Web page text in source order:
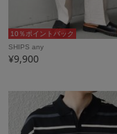
10％ポイントバック
SHIPS any
¥9,900